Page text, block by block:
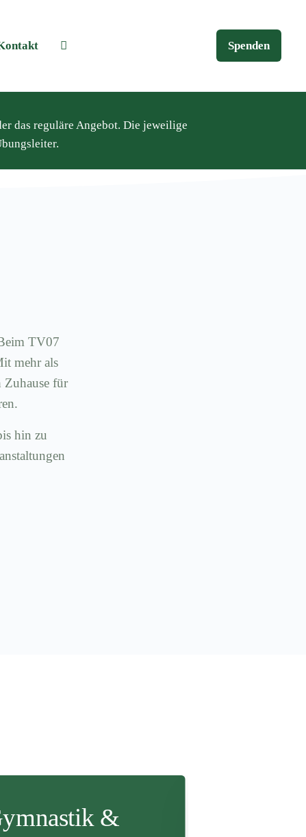
Spenden
das reguläre Angebot. Die jeweilige
TV07
mehr als
für
hin zu
&